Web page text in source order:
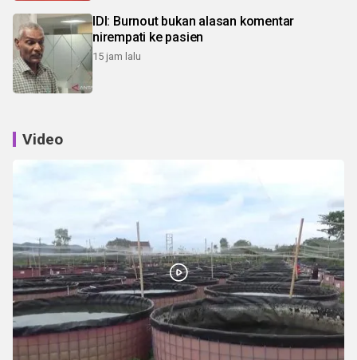
IDI: Burnout bukan alasan komentar
nirempati ke pasien
15 jam lalu
Video